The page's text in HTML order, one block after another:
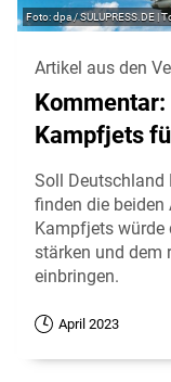
dpa / SULUPRESS.DE |
Artikel aus den
Kampfjets
Soll Deutschland
finden die beiden
Kampfjets
stärken und dem
einbringen.
April 2023